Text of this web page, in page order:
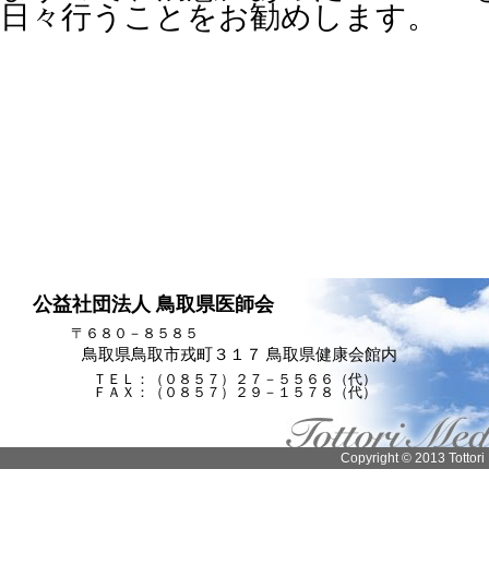
日々行うことをお勧めします。
公益社団法人 鳥取県医師会
〒６８０－８５８５
鳥取県鳥取市戎町３１７ 鳥取県健康会館内
ＴＥＬ：（０８５７）２７－５５６６（代）
ＦＡＸ：（０８５７）２９－１５７８（代）
Copyright © 2013 Tottori